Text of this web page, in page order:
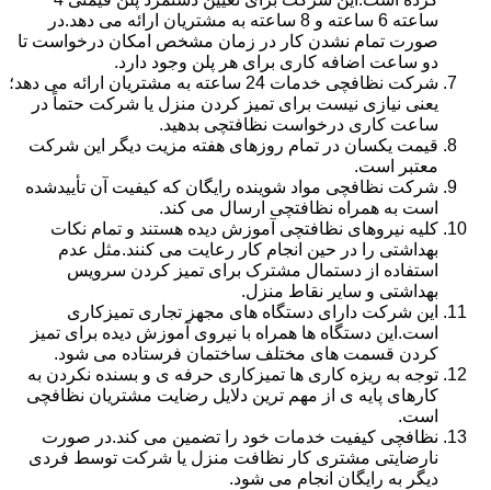
ساعته 6 ساعته و 8 ساعته به مشتریان ارائه می دهد.در
صورت تمام نشدن کار در زمان مشخص امکان درخواست تا
دو ساعت اضافه کاری برای هر پلن وجود دارد.
شرکت نظافچی خدمات 24 ساعته به مشتریان ارائه می دهد؛
یعنی نیازی نیست برای تمیز کردن منزل یا شرکت حتماً در
ساعت کاری درخواست نظافتچی بدهید.
قیمت یکسان در تمام روزهای هفته مزیت دیگر این شرکت
معتبر است.
شرکت نظافچی مواد شوینده رایگان که کیفیت آن تأییدشده
است به همراه نظافتچی ارسال می کند.
کلیه نیروهای نظافتچی آموزش دیده هستند و تمام نکات
بهداشتی را در حین انجام کار رعایت می کنند.مثل عدم
استفاده از دستمال مشترک برای تمیز کردن سرویس
بهداشتی و سایر نقاط منزل.
این شرکت دارای دستگاه های مجهز تجاری تمیزکاری
است.این دستگاه ها همراه با نیروی آموزش دیده برای تمیز
کردن قسمت های مختلف ساختمان فرستاده می شود.
توجه به ریزه کاری ها تمیزکاری حرفه ی و بسنده نکردن به
کارهای پایه ی از مهم ترین دلایل رضایت مشتریان نظافچی
است.
نظافچی کیفیت خدمات خود را تضمین می کند.در صورت
نارضایتی مشتری کار نظافت منزل یا شرکت توسط فردی
دیگر به رایگان انجام می شود.